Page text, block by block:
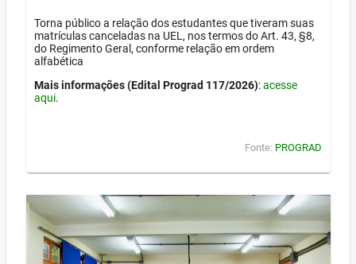
Torna público a relação dos estudantes que tiveram suas
matrículas canceladas na UEL, nos termos do Art. 43, §8,
do Regimento Geral, conforme relação em ordem
alfabética
Mais informações (Edital Prograd 117/2026):acesse
aqui.
Fonte: PROGRAD